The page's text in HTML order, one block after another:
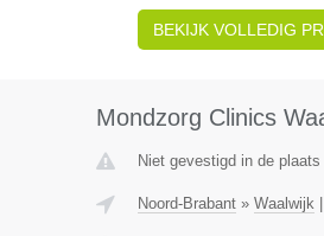
BEKIJK VOLLEDIG
Mondzorg Clinics
Niet gevestigd in de
Noord-Brabant» Waalwijk|